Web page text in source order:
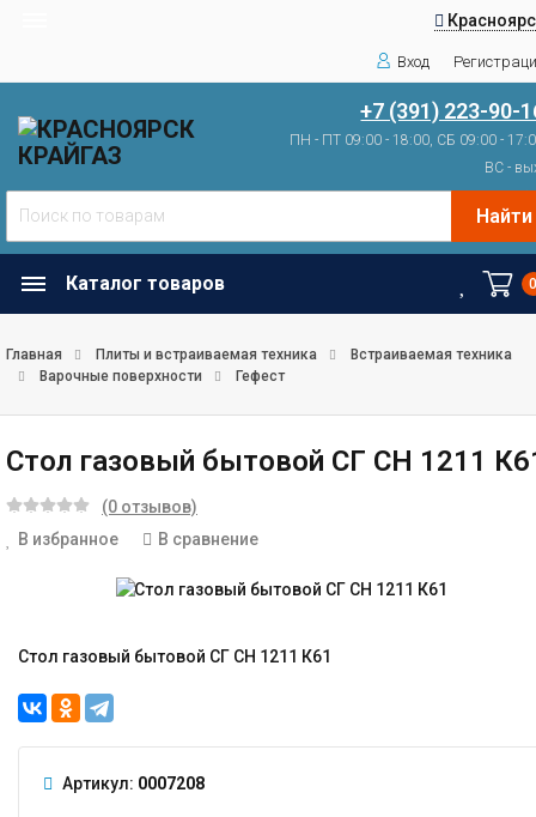
Вход
+7 (391) 223-90-
ПН - ПТ 09:00 - 18:00, СБ 09:00 -
ВС -
Найти
Каталог товаров
Главная Плиты и встраиваемая техника
Встраиваемая техника
Варочные поверхности
Гефест
Стол газовый бытовой СГ СН 1211
(0 отзывов)
В избранное
В сравнение
Стол газовый бытовой СГ СН 1211 К61
Артикул: 0007208